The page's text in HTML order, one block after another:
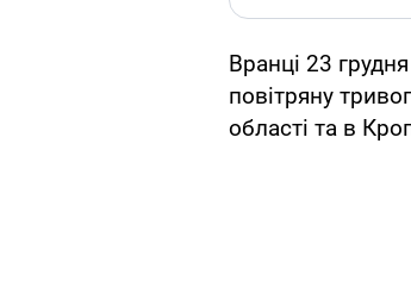
Вранці 23
повітряну
області та в